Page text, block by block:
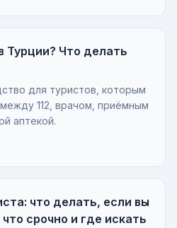
Турции? Что делать
для туристов, которым
112, врачом, приёмным
аптекой.
что делать, если вы
срочно и где искать